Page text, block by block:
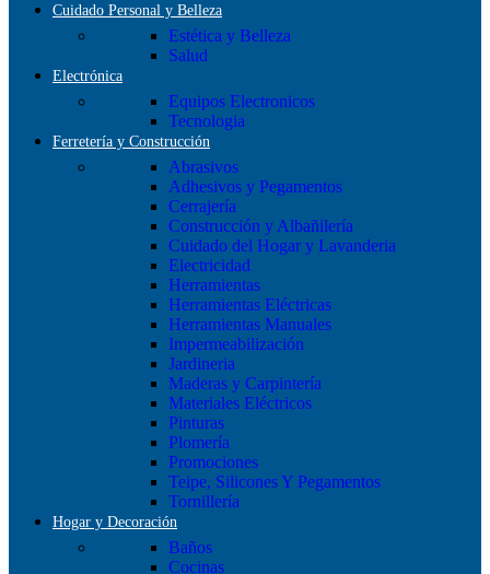
Cuidado Personal y Belleza
Estética y Belleza
Salud
Electrónica
Equipos Electronicos
Tecnologia
Ferretería y Construcción
Abrasivos
Adhesivos y Pegamentos
Cerrajería
Construcción y Albañilería
Cuidado del Hogar y Lavanderia
Electricidad
Herramientas
Herramientas Eléctricas
Herramientas Manuales
Impermeabilización
Jardineria
Maderas y Carpintería
Materiales Eléctricos
Pinturas
Plomería
Promociones
Teipe, Silicones Y Pegamentos
Tornillería
Hogar y Decoración
Baños
Cocinas